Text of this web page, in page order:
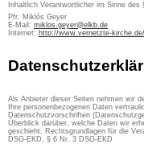
Inhaltlich Verantwortlicher im Sinne des
Pfr. Miklós Geyer
E-Mail: miklos.geyer@elkb.de
Internet: http://www.vernetzte-kirche.de/
Als Anbieter dieser Seiten nehmen wir
Ihre personenbezogenen Daten
Datenschutzvorschriften
Überblick darüber, welche Daten wir
geschieht. Rechtsgrundlagen für die
DSG-EKD, § 6 Nr. 3 DSG-EKD